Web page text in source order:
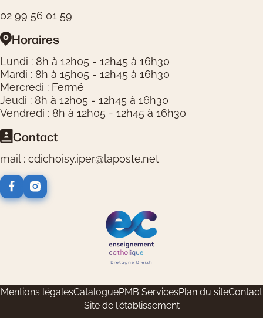
02 99 56 01 59
Horaires
Lundi : 8h à 12h05 - 12h45 à 16h30
Mardi : 8h à 15h05 - 12h45 à 16h30
Mercredi : Fermé
Jeudi : 8h à 12h05 - 12h45 à 16h30
Vendredi : 8h à 12h05 - 12h45 à 16h30
Contact
mail : cdichoisy.iper@laposte.net
Logos réseaux sociaux
Mentions légalesCataloguePMB ServicesPlan du siteContact
Site de l'établissement